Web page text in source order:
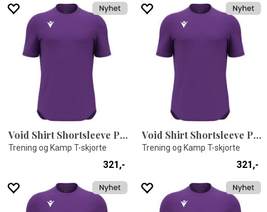
Void Shirt Shortsleeve PRP S
Trening og Kamp T-skjorte
321,-
Void Shirt Shortsleeve PRP M
Trening og Kamp T-skjorte
321,-